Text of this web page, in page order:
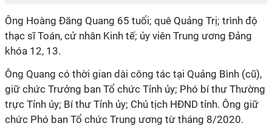
Ông Hoàng Đăng Quang 65 tuổi; quê Quảng Trị; trình độ
thạc sĩ Toán, cử nhân Kinh tế; ủy viên Trung ương Đảng
khóa 12, 13.
Ông Quang có thời gian dài công tác tại Quảng Bình (cũ),
giữ chức Trưởng ban Tổ chức Tỉnh ủy; Phó bí thư Thường
trực Tỉnh ủy; Bí thư Tỉnh ủy; Chủ tịch HĐND tỉnh. Ông giữ
chức Phó ban Tổ chức Trung ương từ tháng 8/2020.